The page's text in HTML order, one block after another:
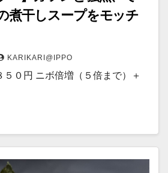
煮干しスープをモッチ
KARIKARI@IPPO
０円 ニボ倍増（５倍まで）＋